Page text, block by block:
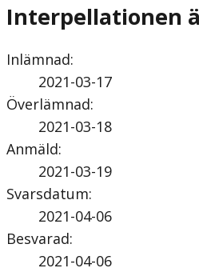
Interpellationen
Inlämnad:
2021-03-17
Överlämnad:
2021-03-18
Anmäld:
2021-03-19
Svarsdatum:
2021-04-06
Besvarad:
2021-04-06